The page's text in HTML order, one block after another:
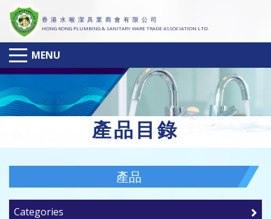
香 港 水 喉 潔 具 業 商 會 有 限 公 司
HONG KONG PLUMBING & SANITARY WARE TRADE ASSOCIATION LTD.
MENU
產品目錄
產品
Categories